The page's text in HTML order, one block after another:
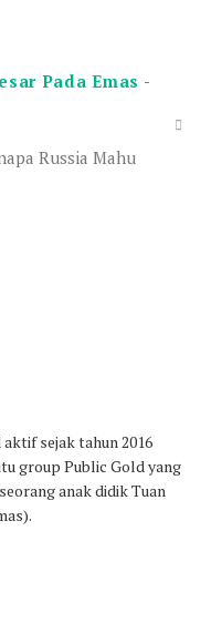
Pada Emas -
Russia Mahu
sejak tahun 2016
group Public Gold yang
anak didik Tuan